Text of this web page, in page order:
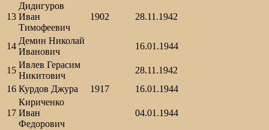
13
Дидигуров
Иван
Тимофеевич
1902 28.11.1942
14
Демин Николай
Иванович
16.01.1944
15
Ивлев Герасим
Никитович
28.11.1942
16 Курдов Джура 1917 16.01.1944
17
Кириченко
Иван
Федорович
04.01.1944